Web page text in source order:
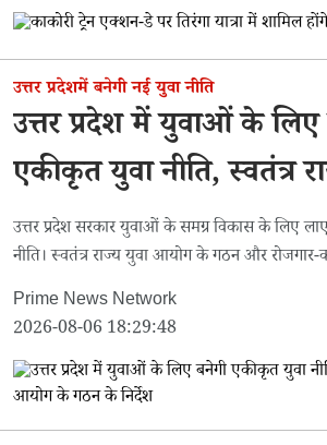
उत्तर प्रदेशमें बनेगी नई युवा नीति
उत्तर प्रदेश में युवाओं के
एकीकृत युवा नीति, स्वतंत्र
आयोग के गठन के निर्देश
उत्तर प्रदेश सरकार युवाओं के समग्र विकास के लिए
नीति। स्वतंत्र राज्य युवा आयोग के गठन और
जोर।
Prime News Network
2026-08-06 18:29:48